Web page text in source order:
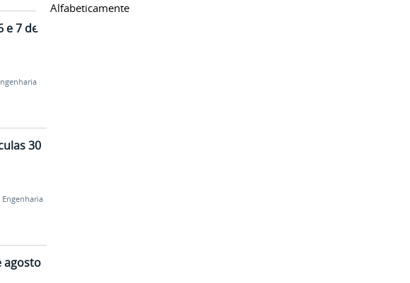
Alfabeticamente
e 7 de
30
Engenharia
agosto